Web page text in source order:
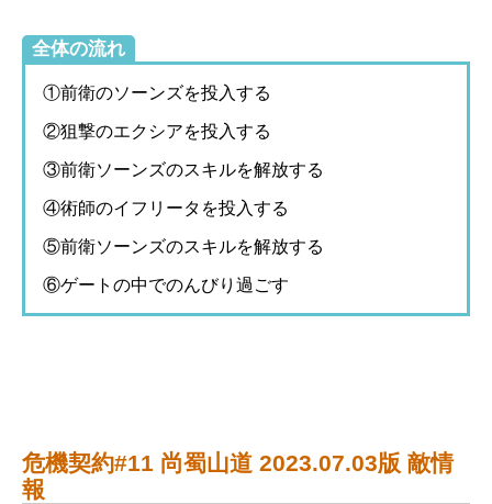
全体の流れ
①前衛のソーンズを投入する
②狙撃のエクシアを投入する
③前衛ソーンズのスキルを解放する
④術師のイフリータを投入する
⑤前衛ソーンズのスキルを解放する
⑥ゲートの中でのんびり過ごす
危機契約#11 尚蜀山道 2023.07.03版 敵情
報